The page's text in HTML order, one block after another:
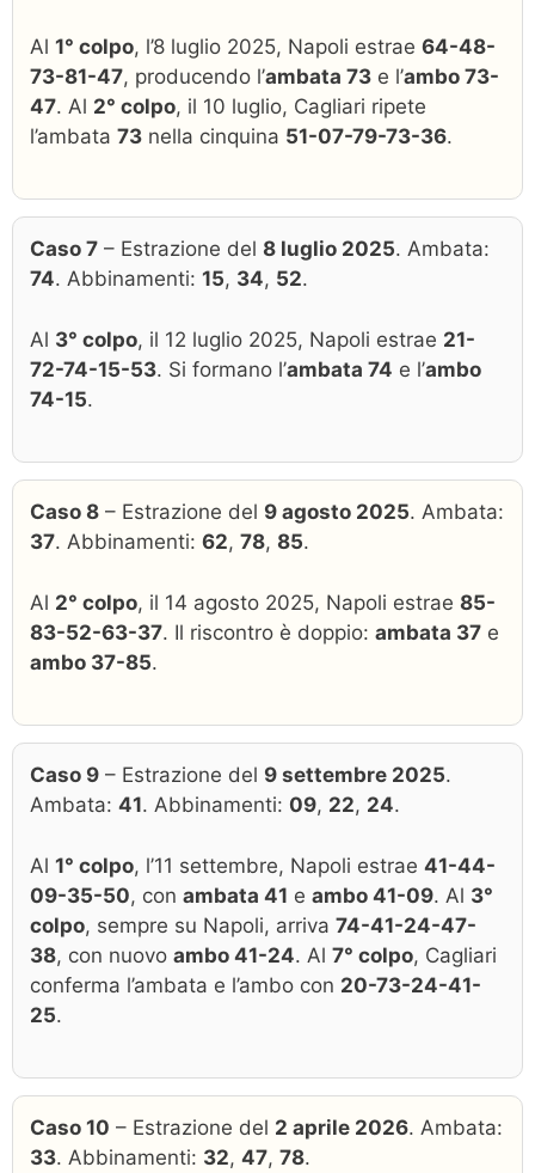
Al 1° colpo, l’8 luglio 2025, Napoli estrae 64-48-
73-81-47, producendo l’ambata 73 e l’ambo 73-
47. Al 2° colpo, il 10 luglio, Cagliari ripete
l’ambata 73 nella cinquina 51-07-79-73-36.
Caso 7 – Estrazione del 8 luglio 2025. Ambata:
74. Abbinamenti: 15, 34, 52.
Al 3° colpo, il 12 luglio 2025, Napoli estrae 21-
72-74-15-53. Si formano l’ambata 74 e l’ambo
74-15.
Caso 8 – Estrazione del 9 agosto 2025. Ambata:
37. Abbinamenti: 62, 78, 85.
Al 2° colpo, il 14 agosto 2025, Napoli estrae 85-
83-52-63-37. Il riscontro è doppio: ambata 37 e
ambo 37-85.
Caso 9 – Estrazione del 9 settembre 2025.
Ambata: 41. Abbinamenti: 09, 22, 24.
Al 1° colpo, l’11 settembre, Napoli estrae 41-44-
09-35-50, con ambata 41 e ambo 41-09. Al 3°
colpo, sempre su Napoli, arriva 74-41-24-47-
38, con nuovo ambo 41-24. Al 7° colpo, Cagliari
conferma l’ambata e l’ambo con 20-73-24-41-
25.
Caso 10 – Estrazione del 2 aprile 2026. Ambata:
33. Abbinamenti: 32, 47, 78.